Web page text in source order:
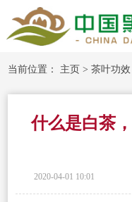
当前位置： 主页 >茶叶功效
什么是白茶
2020-04-01 10:01